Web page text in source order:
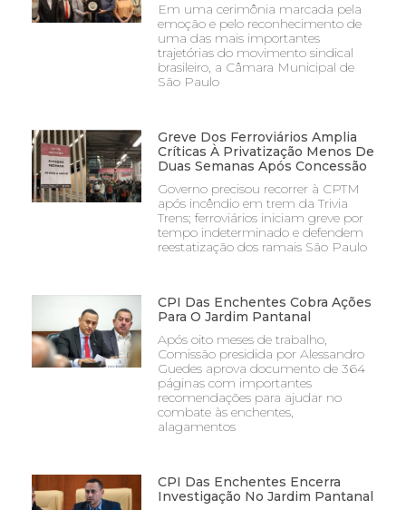
Em uma cerimônia marcada pela
emoção e pelo reconhecimento de
uma das mais importantes
trajetórias do movimento sindical
brasileiro, a Câmara Municipal de
São Paulo
Greve Dos Ferroviários Amplia
Críticas À Privatização Menos De
Duas Semanas Após Concessão
Governo precisou recorrer à CPTM
após incêndio em trem da Trivia
Trens; ferroviários iniciam greve por
tempo indeterminado e defendem
reestatização dos ramais São Paulo
CPI Das Enchentes Cobra Ações
Para O Jardim Pantanal
Após oito meses de trabalho,
Comissão presidida por Alessandro
Guedes aprova documento de 364
páginas com importantes
recomendações para ajudar no
combate às enchentes,
alagamentos
CPI Das Enchentes Encerra
Investigação No Jardim Pantanal